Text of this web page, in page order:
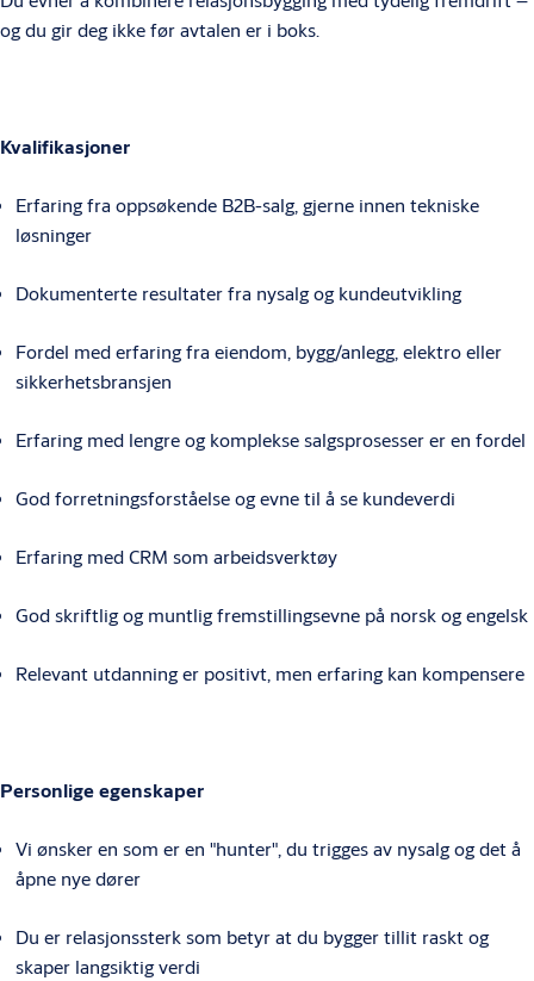
og du gir deg ikke før avtalen er i boks.
Kvalifikasjoner
Erfaring fra oppsøkende B2B-salg, gjerne innen tekniske
løsninger
Dokumenterte resultater fra nysalg og kundeutvikling
Fordel med erfaring fra eiendom, bygg/anlegg, elektro eller
sikkerhetsbransjen
Erfaring med lengre og komplekse salgsprosesser er en fordel
God forretningsforståelse og evne til å se kundeverdi
Erfaring med CRM som arbeidsverktøy
God skriftlig og muntlig fremstillingsevne på norsk og engelsk
Relevant utdanning er positivt, men erfaring kan kompensere
Personlige egenskaper
Vi ønsker en som er en "hunter", du trigges av nysalg og det å
åpne nye dører
Du er relasjonssterk som betyr at du bygger tillit raskt og
skaper langsiktig verdi